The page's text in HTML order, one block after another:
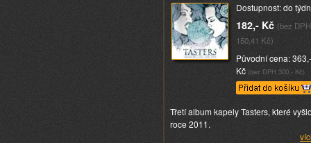
Dostupnost: do
182,- Kč (bez DPH
150,41 Kč)
Původní cena: 363,-
Kč (bez DPH 300,- Kč)
Třetí album kapely Tasters, které
roce 2011.